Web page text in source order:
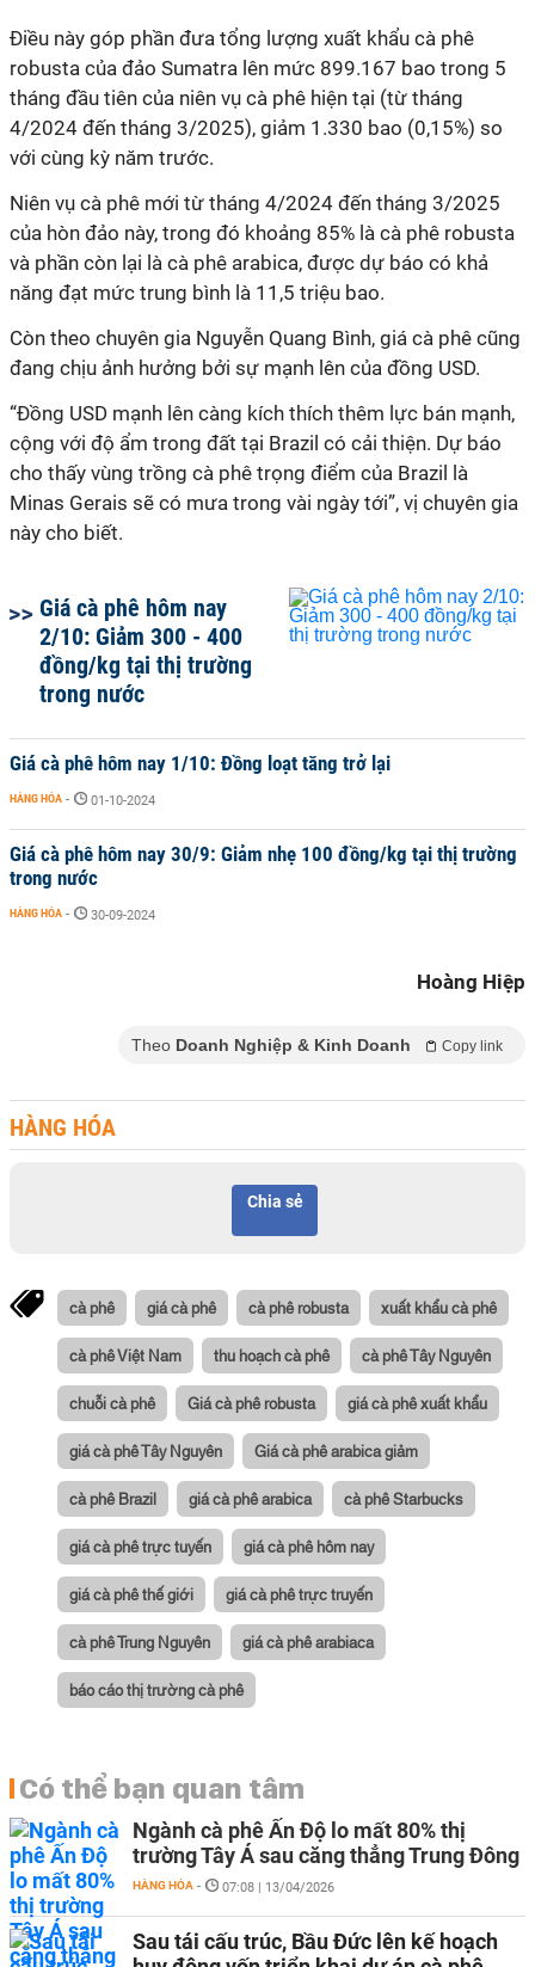
Điều này góp phần đưa tổng lượng xuất khẩu cà phê
robusta của đảo Sumatra lên mức 899.167 bao trong 5
tháng đầu tiên của niên vụ cà phê hiện tại (từ tháng
4/2024 đến tháng 3/2025), giảm 1.330 bao (0,15%) so
với cùng kỳ năm trước.
Niên vụ cà phê mới từ tháng 4/2024 đến tháng 3/2025
của hòn đảo này, trong đó khoảng 85% là cà phê robusta
và phần còn lại là cà phê arabica, được dự báo có khả
năng đạt mức trung bình là 11,5 triệu bao.
Còn theo chuyên gia Nguyễn Quang Bình, giá cà phê cũng
đang chịu ảnh hưởng bởi sự mạnh lên của đồng USD.
“Đồng USD mạnh lên càng kích thích thêm lực bán mạnh,
cộng với độ ẩm trong đất tại Brazil có cải thiện. Dự báo
cho thấy vùng trồng cà phê trọng điểm của Brazil là
Minas Gerais sẽ có mưa trong vài ngày tới”, vị chuyên gia
này cho biết.
Giá cà phê hôm nay
2/10: Giảm 300 - 400
đồng/kg tại thị trường
trong nước
Giá cà phê hôm nay 1/10: Đồng loạt tăng trở lại
HÀNG HÓA - 01-10-2024
Giá cà phê hôm nay 30/9: Giảm nhẹ 100 đồng/kg tại thị trường
trong nước
HÀNG HÓA - 30-09-2024
Hoàng Hiệp
Theo Doanh Nghiệp & Kinh Doanh Copy link
HÀNG HÓA
Chia sẻ
cà phê giá cà phê cà phê robusta xuất khẩu cà phê
cà phê Việt Nam thu hoạch cà phê cà phê Tây Nguyên
chuỗi cà phê Giá cà phê robusta giá cà phê xuất khẩu
giá cà phê Tây Nguyên Giá cà phê arabica giảm
cà phê Brazil giá cà phê arabica cà phê Starbucks
giá cà phê trực tuyến giá cà phê hôm nay
giá cà phê thế giới giá cà phê trực truyến
cà phê Trung Nguyên giá cà phê arabiaca
báo cáo thị trường cà phê
Có thể bạn quan tâm
Ngành cà phê Ấn Độ lo mất 80% thị
trường Tây Á sau căng thẳng Trung Đông
HÀNG HÓA - 07:08 | 13/04/2026
Sau tái cấu trúc, Bầu Đức lên kế hoạch